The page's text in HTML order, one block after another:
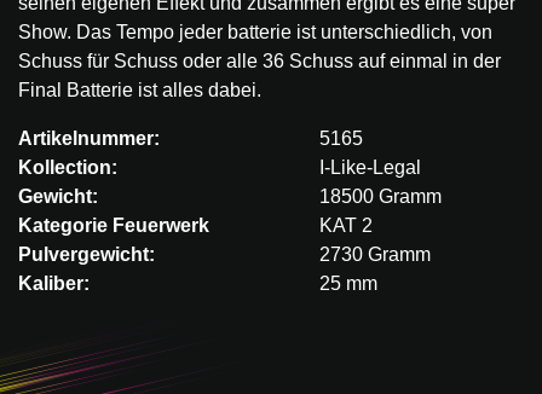
Show. Das Tempo jeder batterie ist unterschiedlich, von
Schuss für Schuss oder alle 36 Schuss auf einmal in der
Final Batterie ist alles dabei.
Artikelnummer:
5165
Kollection:
I-Like-Legal
Gewicht:
18500 Gramm
Kategorie Feuerwerk
KAT 2
Pulvergewicht:
2730 Gramm
Kaliber:
25 mm